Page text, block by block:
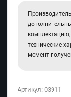
технические
момент
Артикул: 03911